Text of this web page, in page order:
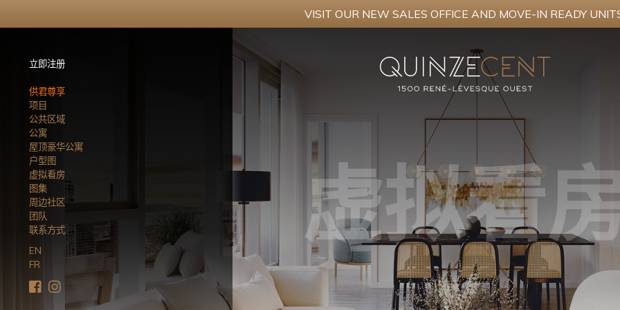
VISIT OUR NEW SALES OFFICE AND MOVE-IN READY
立即注册
供君尊享
项目
公共区域
公寓
屋顶豪华公寓
户型图
虚拟看房
图集
周边社区
团队
联系方式
EN
FR
虚拟看